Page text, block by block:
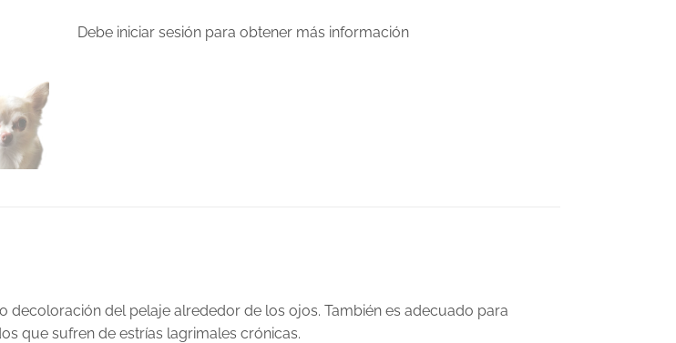
Debe iniciar sesión para obtener más información
del pelaje alrededor de los ojos. También es adecuado para
que sufren de estrías lagrimales crónicas.